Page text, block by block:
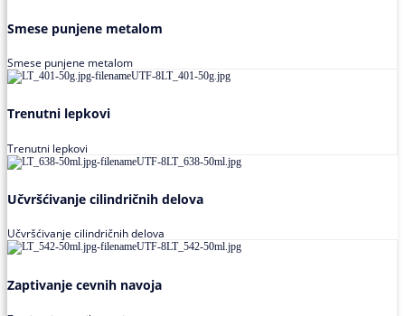
Smese punjene metalom
Smese punjene metalom
Trenutni lepkovi
Trenutni lepkovi
Učvršćivanje cilindričnih delova
Učvršćivanje cilindričnih delova
Zaptivanje cevnih navoja